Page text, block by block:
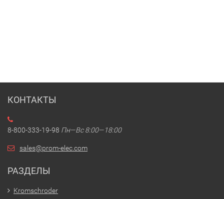
КОНТАКТЫ
8-800-333-19-98 Пн—Вс 8:00—18:00
sales@prom-elec.com
РАЗДЕЛЫ
Kromschroder